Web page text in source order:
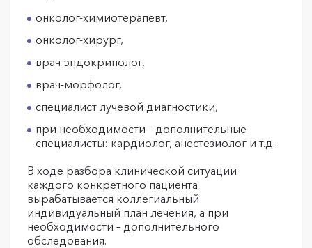
онколог-химиотерапевт,
онколог-хирург,
врач-эндокринолог,
врач-морфолог,
специалист лучевой диагностики,
при необходимости – дополнительные
специалисты: кардиолог, анестезиолог и т.д.
В ходе разбора клинической ситуации
каждого конкретного пациента
вырабатывается коллегиальный
индивидуальный план лечения, а при
необходимости – дополнительного
обследования.